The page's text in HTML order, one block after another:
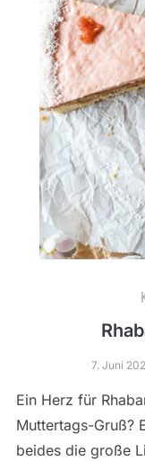
7. Juni
Ein Herz für
Muttertags-Gruß?
beides die große